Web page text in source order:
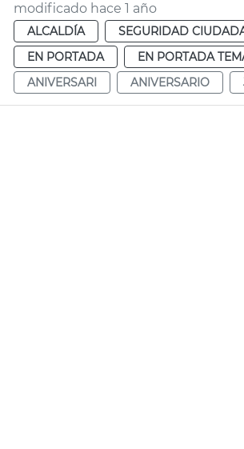
modificado hace 1 año
ALCALDÍA SEGURIDAD
EN PORTADA
EN PORTADA
ANIVERSARI
ANIVERSARIO